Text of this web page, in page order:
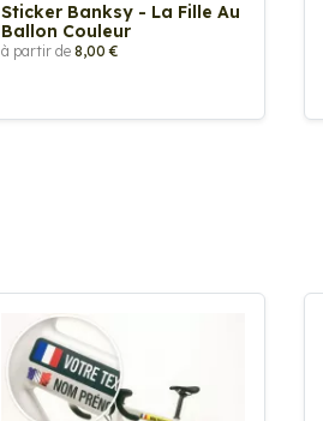
Sticker Banksy - La Fille Au
Ballon Couleur
à partir de 8,00 €